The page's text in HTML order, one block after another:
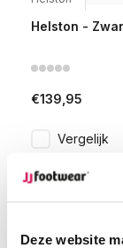
Deze website
Helston -
€139,95
Vergelijk